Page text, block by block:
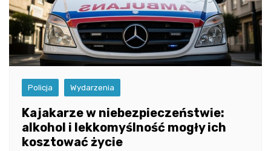
Policja Wydarzenia
Kajakarze w niebezpieczeństwie:
alkohol i lekkomyślność mogły ich
kosztować życie